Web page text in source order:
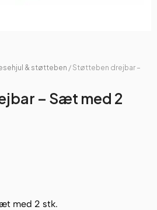
& støtteben / Støtteben drejbar –
– Sæt med 2
med 2 stk.